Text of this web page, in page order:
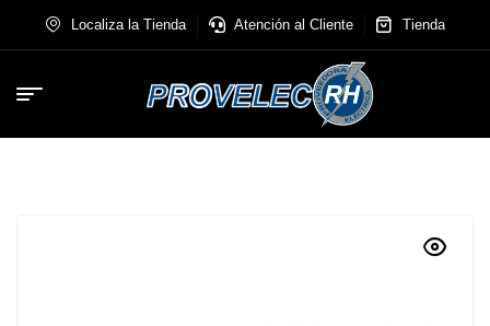
Localiza la Tienda Atención al Cliente Tienda